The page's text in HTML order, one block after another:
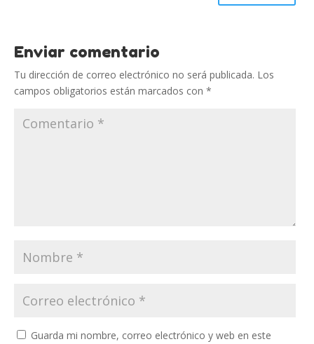
Enviar comentario
Tu dirección de correo electrónico no será publicada. Los
campos obligatorios están marcados con *
Guarda mi nombre, correo electrónico y web en este